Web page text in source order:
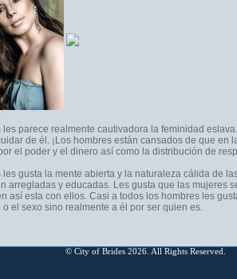
les parece realmente cautivadora la feminidad
de él. ¡Los hombres están cansados de que
el poder y el dinero así como la distribución de
les gusta la mente abierta y la naturaleza cálida de
arregladas y educadas. Les gusta que las mujeres
así esta con ellos. Casi a todos los hombres les
el sexo sino realmente a él por ser quien es.
© City of Brides 2026. All Rights Reserved.